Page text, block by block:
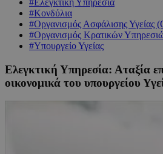
#Κονδύλια
#Οργανισμός Ασφάλισης Υγείας
#Οργανισμός Κρατικών
#Υπουργείο Υγείας
Ελεγκτική Υπηρεσία: Αταξία
οικονομικά του υπoυργείου